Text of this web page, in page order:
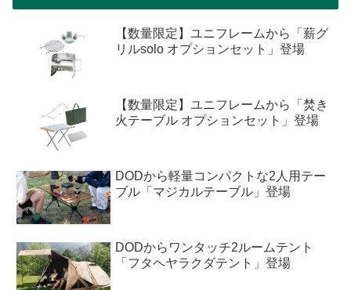
【数量限定】ユニフレームから「薪グ
リルsolo オプションセット」登場
【数量限定】ユニフレームから「焚き
火テーブル オプションセット」登場
DODから軽量コンパクトな2人用テー
ブル「マジカルテーブル」登場
DODからワンタッチ2ルームテント
「フタヘヤラクダテント」登場